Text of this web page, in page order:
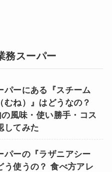
務スーパー
パーにある『スチーム
むね）』はどうなの？
風味・使い勝手・コス
してみた
パーの『ラザニアシー
う使うの？ 食べ方アレ